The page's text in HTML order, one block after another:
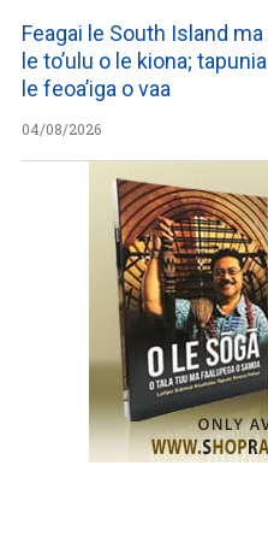
Feagai le South Island
le to’ulu o le kiona;
le feoa’iga o vaa
04/08/2026